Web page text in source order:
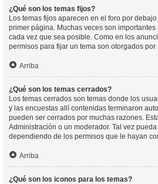
¿Qué son los temas fijos?
Los temas fijos aparecen en el foro por
primer página. Muchas veces son
cada vez que sea posible. Como en los
permisos para fijar un tema son otorgados por
Arriba
¿Qué son los temas cerrados?
Los temas cerrados son temas donde los
y las encuestas allí contenidas terminaron
pueden ser cerrados por muchas razones.
Administración o un moderador. Tal vez
dependiendo de los permisos que le hayan
Arriba
¿Qué son los iconos para los temas?